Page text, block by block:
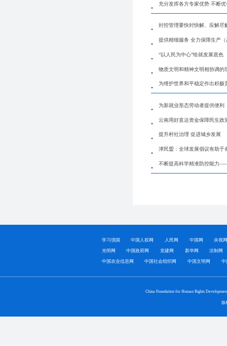
充分发挥各方专家优势 不断
封控管理要快封快解、应解尽
提供精细服务 全力保障生产
“以人民为中心”绘就发展底色
物质文明和精神文明相协调的
为维护世界和平稳定作出积极
为新就业形态劳动者提供便利
云南用好直达资金保障民生政
提升村社治理 促进城乡发展
津民盟：全球发展倡议有助于
不断提高科学精准防控能力
学习强国 中国人权网 人民网 中国网 央视
光明网 中国政府网 党建网 新华网 法制网
中国农业信息网 中国社会组织网 中国文明网 中
China Foundation for Human Rights
版